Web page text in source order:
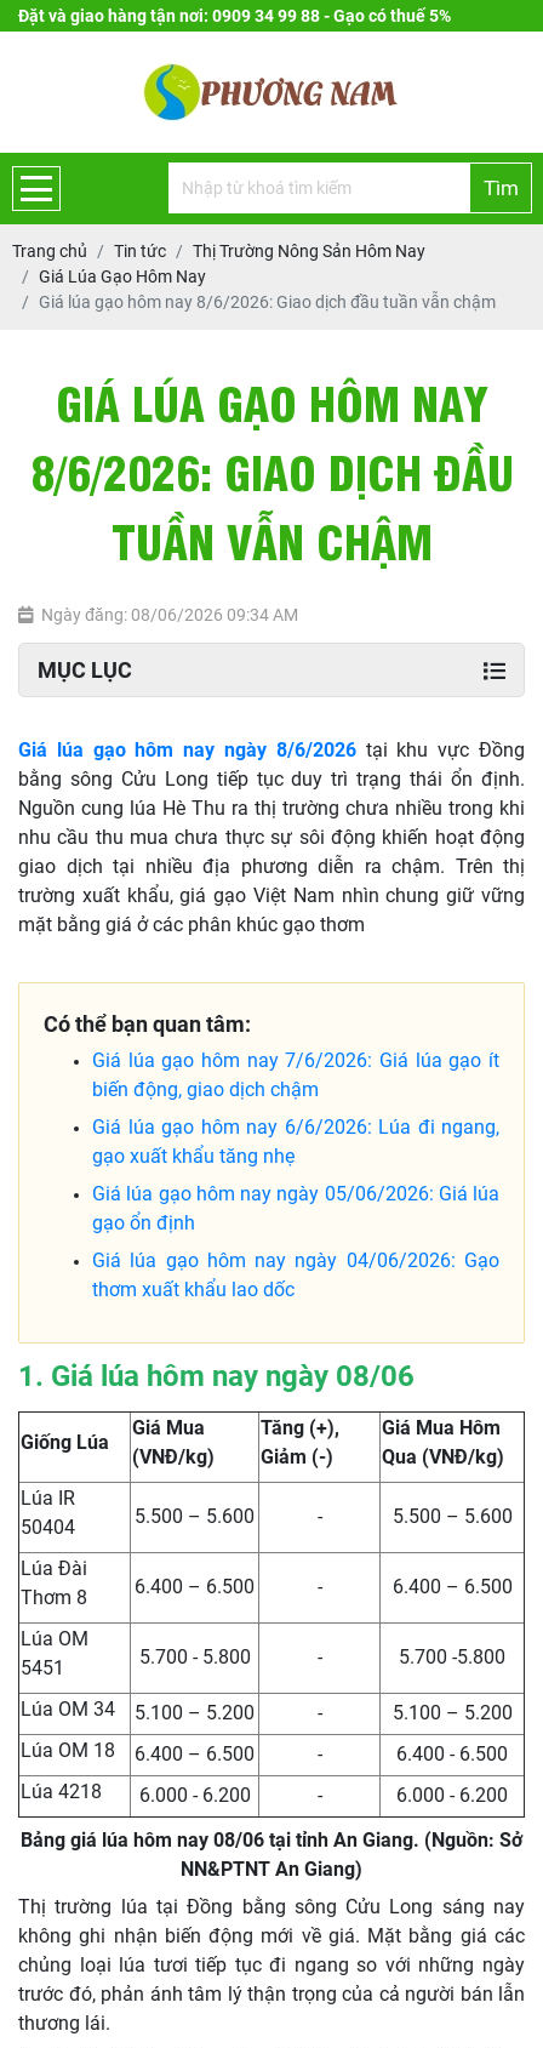
Đặt và giao hàng tận nơi: 0909 34 99 88 - Gạo có thuế 5%
Tìm
Trang chủ Tin tức
Thị Trường Nông Sản Hôm Nay
Giá Lúa Gạo Hôm Nay
Giá lúa gạo hôm nay 8/6/2026: Giao dịch đầu tuần vẫn chậm
GIÁ LÚA GẠO HÔM NAY
8/6/2026: GIAO DỊCH ĐẦU
TUẦN VẪN CHẬM
Ngày đăng: 08/06/2026 09:34 AM
MỤC LỤC
Giá lúa gạo hôm nay ngày 8/6/2026tại khu vực Đồng
bằng sông Cửu Long tiếp tục duy trì trạng thái ổn định.
Nguồn cung lúa Hè Thu ra thị trường chưa nhiều trong khi
nhu cầu thu mua chưa thực sự sôi động khiến hoạt động
giao dịch tại nhiều địa phương diễn ra chậm. Trên thị
trường xuất khẩu, giá gạo Việt Nam nhìn chung giữ vững
mặt bằng giá ở các phân khúc gạo thơm
Có thể bạn quan tâm:
Giá lúa gạo hôm nay 7/6/2026: Giá lúa gạo ít
biến động, giao dịch chậm
Giá lúa gạo hôm nay 6/6/2026: Lúa đi ngang,
gạo xuất khẩu tăng nhẹ
Giá lúa gạo hôm nay ngày 05/06/2026: Giá lúa
gạo ổn định
Giá lúa gạo hôm nay ngày 04/06/2026: Gạo
thơm xuất khẩu lao dốc
1. Giá lúa hôm nay ngày 08/06
Giống Lúa
Giá Mua
(VNĐ/kg)
Tăng (+),
Giảm (-)
Giá Mua Hôm
Qua (VNĐ/kg)
Lúa IR
50404
5.500 – 5.600 - 5.500 – 5.600
Lúa Đài
Thơm 8
6.400 – 6.500 - 6.400 – 6.500
Lúa OM
5451
5.700 - 5.800 - 5.700 -5.800
Lúa OM 34 5.100 – 5.200 -
5.100 – 5.200
Lúa OM 18
6.400 – 6.500 -
6.400 - 6.500
Lúa 4218
6.000 - 6.200 -
6.000 - 6.200
Bảng giá lúa hôm nay 08/06 tại tỉnh An Giang. (Nguồn: Sở
NN&PTNT An Giang)
Thị trường lúa tại Đồng bằng sông Cửu Long sáng nay
không ghi nhận biến động mới về giá. Mặt bằng giá các
chủng loại lúa tươi tiếp tục đi ngang so với những ngày
trước đó, phản ánh tâm lý thận trọng của cả người bán lẫn
thương lái.